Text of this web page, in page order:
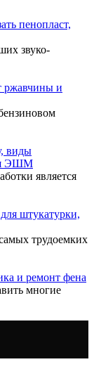
пенопласт,
звуко-
ржавчины и
виды
ЭШМ
является
штукатурки,
трудоемких
и ремонт фена
многие